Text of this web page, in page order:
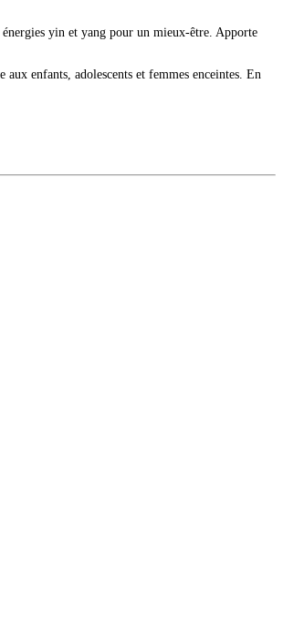
yin et yang pour un mieux-être. Apporte
enfants, adolescents et femmes enceintes. En